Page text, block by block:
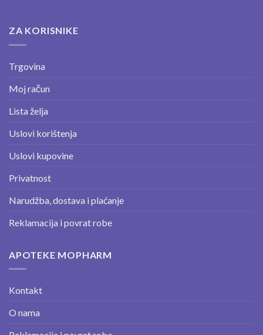
ZA KORISNIKE
Trgovina
Moj račun
Lista želja
Uslovi korištenja
Uslovi kupovine
Privatnost
Narudžba, dostava i plaćanje
Reklamacija i povrat robe
APOTEKE MOPHARM
Kontakt
O nama